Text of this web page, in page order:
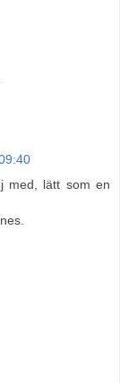
med, lätt som en